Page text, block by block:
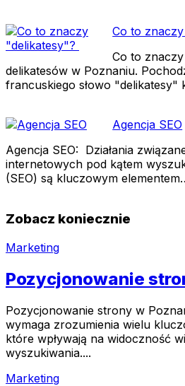
Co to
Co to
delikatesów w Poznaniu.
francuskiego słowo "delikatesy"
Agencja SEO
Agencja SEO: Działania
internetowych pod kątem
(SEO) są kluczowym
Zobacz koniecznie
Marketing
Pozycjonowanie
Pozycjonowanie strony w
wymaga zrozumienia wielu
które wpływają na widoczność
wyszukiwania....
Marketing